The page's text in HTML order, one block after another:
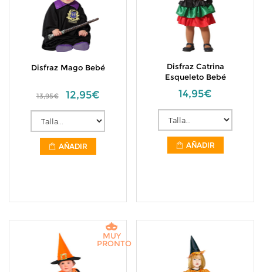
Disfraz Mago Bebé
13,95€ 12,95€
AÑADIR
Disfraz Catrina
Esqueleto Bebé
14,95€
AÑADIR
MUY
PRONTO